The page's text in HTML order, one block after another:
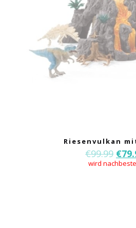
Riesenvulkan
€99.99 €
wird